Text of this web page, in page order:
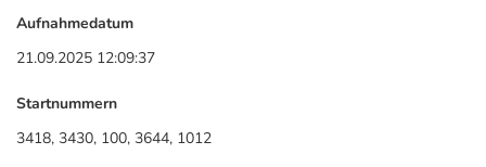
Aufnahmedatum
21.09.2025 12:09:37
Startnummern
3418, 3430, 100, 3644, 1012